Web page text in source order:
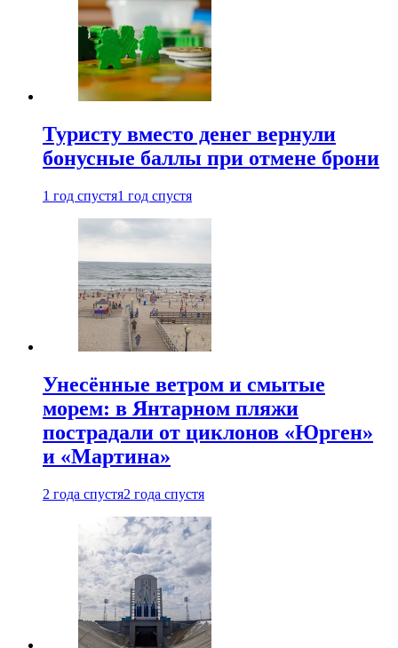
Туристу вместо денег вернули
бонусные баллы при отмене брони
1 год спустя1 год спустя
Унесённые ветром и смытые
морем: в Янтарном пляжи
пострадали от циклонов «Юрген»
и «Мартина»
2 года спустя2 года спустя